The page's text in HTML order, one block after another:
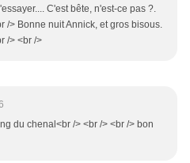
C'est bête, n'est-ce pas ?.
/> Bonne nuit Annick, et gros bisous.
/> <br />
du chenal<br /> <br /> <br /> bon